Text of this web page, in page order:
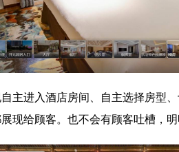
主进入酒店房间、自主选择房型
现给顾客。也不会有顾客吐槽，